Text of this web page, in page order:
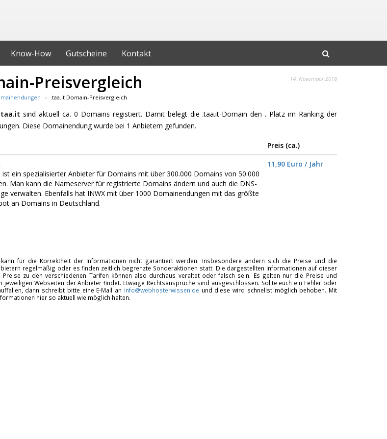
Know-How Gutscheine Kontakt
14. November 2018
Preisvergleich
.taa.it Domain-Preisvergleich
sind aktuell ca. 0 Domains registiert. Damit belegt die .taa.it-Domain den . Platz im Ranking der
Diese Domainendung wurde bei 1 Anbietern gefunden.
Preis (ca.)
ist ein spezialisierter Anbieter für Domains mit über 300.000 Domains von 50.000
Man kann die Nameserver für registrierte Domains ändern und auch die DNS-
verwalten. Ebenfalls hat INWX mit über 1000 Domainendungen mit das größte
an Domains in Deutschland.
11,90 Euro / Jahr
für die Korrektheit der Informationen nicht garantiert werden. Insbesondere ändern sich die Preise und die
regelmäßig oder es finden zeitlich begrenzte Sonderaktionen statt. Die dargestellten Informationen auf dieser
zu den verschiedenen Tarifen können also durchaus veraltet oder falsch sein. Es gelten nur die Preise und
jeweiligen Webseiten der Anbieter findet. Etwaige Rechtsansprüche sind ausgeschlossen. Sollte euch ein Fehler oder
dann schreibt bitte eine E-Mail an info@webhosterwissen.de und diese wird schnellst möglich behoben. Mit
hier so aktuell wie möglich halten.